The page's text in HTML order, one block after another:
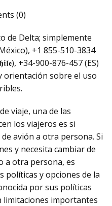
(0)
de Delta; simplemente
+1 855-510-3834
+34-900-876-457 (ES)
orientación sobre el uso
viaje, una de las
los viajeros es si
avión a otra persona. Si
y necesita cambiar de
a otra persona, es
políticas y opciones de la
por sus políticas
limitaciones importantes